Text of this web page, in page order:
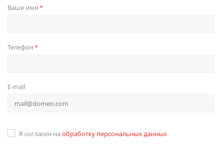
Ваше имя *
Телефон *
E-mail
Я согласен на обработку персональных данных